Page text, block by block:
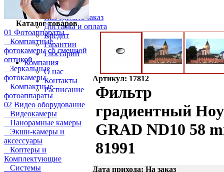
Акции
Как сделать заказ
Доставка и оплата
Кредит
Гарантии
Глоссарий
Компания
О нас
Контакты
Расписание
Каталог товаров
01 Фотоаппараты
Компактные
фотокамеры со сменной
оптикой
Зеркальные
фотокамеры
Компактные
фотоаппараты
02 Видео оборудование
Видеокамеры
Панорамные камеры
Экшн-камеры и
аксессуары
Коптеры и
Комплектующие
Системы
Артикул: 17812
Фильтр
градиентный
GRAD ND10 58
81991
Дата прихода: На заказ